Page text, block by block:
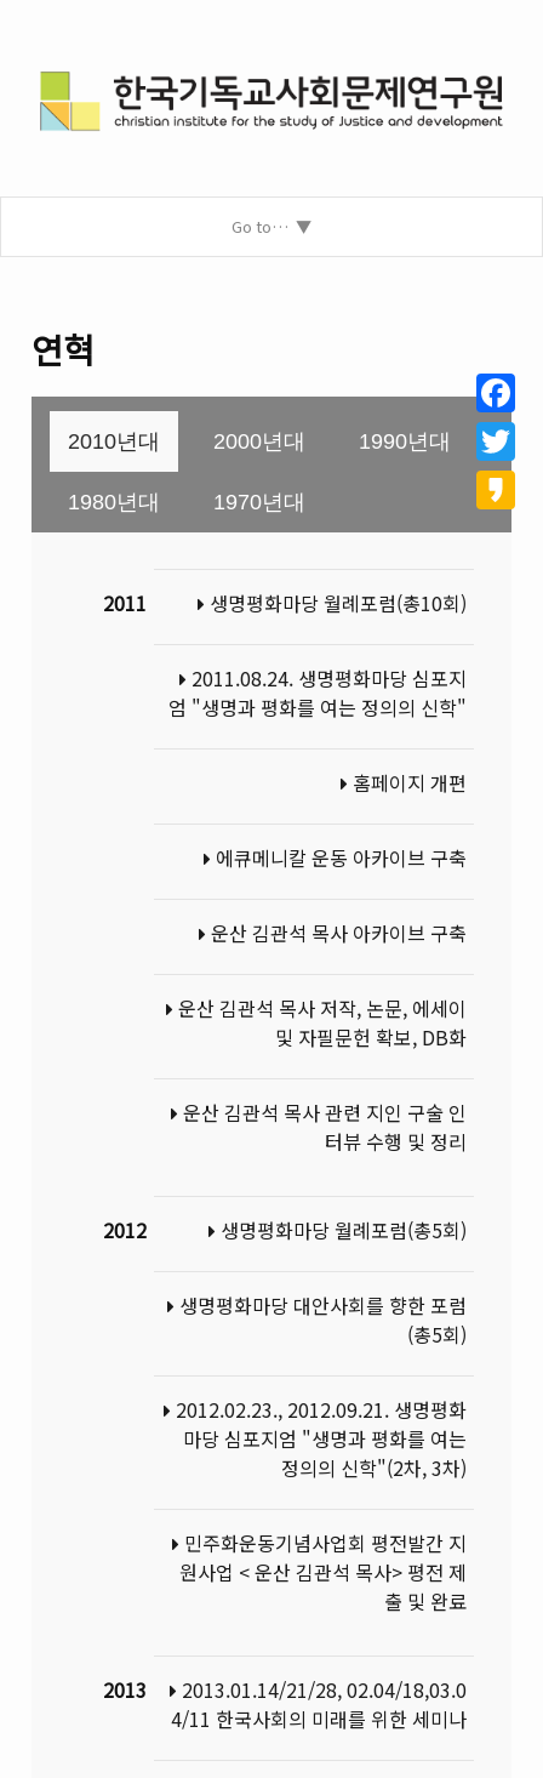
Go to…
연혁
2010년대 2000년대 1990년대
1980년대 1970년대
2011 생명평화마당 월례포럼(총10회)
2011.08.24. 생명평화마당 심포지
엄 "생명과 평화를 여는 정의의 신학"
홈페이지 개편
에큐메니칼 운동 아카이브 구축
운산 김관석 목사 아카이브 구축
운산 김관석 목사 저작, 논문, 에세이
및 자필문헌 확보, DB화
운산 김관석 목사 관련 지인 구술 인
터뷰 수행 및 정리
2012 생명평화마당 월례포럼(총5회)
생명평화마당 대안사회를 향한 포럼
(총5회)
2012.02.23., 2012.09.21. 생명평화
마당 심포지엄 "생명과 평화를 여는
정의의 신학"(2차, 3차)
민주화운동기념사업회 평전발간 지
원사업 < 운산 김관석 목사> 평전 제
출 및 완료
2013
2013.01.14/21/28, 02.04/18,03.0
4/11 한국사회의 미래를 위한 세미나
Twitter
Kakao